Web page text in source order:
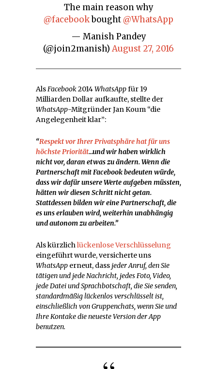
The main reason why
@facebookbought@WhatsApp
— Manish Pandey
(@join2manish) August 27, 2016
AlsFacebook2014WhatsAppfür 19
Milliarden Dollar aufkaufte, stellte der
WhatsApp-Mitgründer Jan Koum “die
Angelegenheit klar”:
“Respekt vor Ihrer Privatsphäre hat für uns
höchste Priorität…und wir haben wirklich
nicht vor, daran etwas zu ändern. Wenn die
Partnerschaft mit Facebook bedeuten würde,
dass wir dafür unsere Werte aufgeben müssten,
hätten wir diesen Schritt nicht getan.
Stattdessen bilden wir eine Partnerschaft, die
es uns erlauben wird, weiterhin unabhängig
und autonom zu arbeiten.”
Als kürzlichlückenlose Verschlüsselung
eingeführt wurde, versicherte uns
WhatsApp erneut, dass jeder Anruf, den Sie
tätigen und jede Nachricht, jedes Foto, Video,
jede Datei und Sprachbotschaft, die Sie senden,
standardmäßig lückenlos verschlüsselt ist,
einschließlich von Gruppenchats, wenn Sie und
Ihre Kontake die neueste Version der App
benutzen.